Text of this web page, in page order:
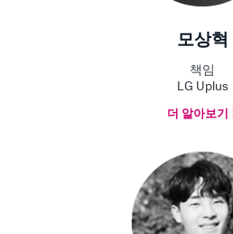
모상혁
책임
LG Uplus
더 알아보기